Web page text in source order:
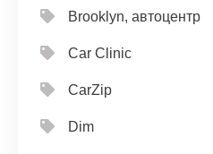
Brooklyn, автоцентр
Car Clinic
CarZip
Dim